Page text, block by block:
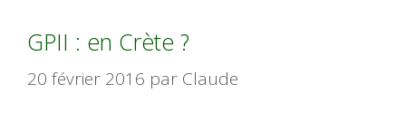
GPII : en Crète ?
20 février 2016 par Claude